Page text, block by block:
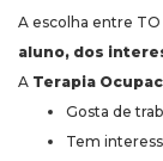
A escolha entre
aluno, dos
A Terapia
Gosta de
Tem